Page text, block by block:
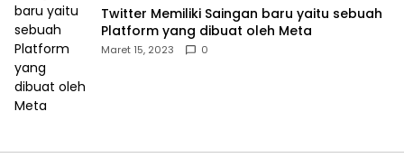
Twitter Memiliki Saingan baru yaitu sebuah
Platform yang dibuat oleh Meta
Maret 15, 2023 0